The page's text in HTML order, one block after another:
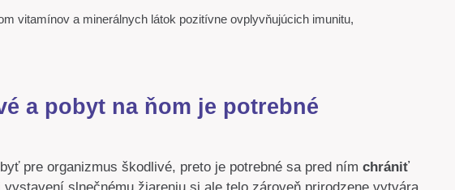
vitamínov a minerálnych látok pozitívne ovplyvňujúcich imunitu,
a pobyt na ňom je potrebné
pre organizmus škodlivé, preto je potrebné sa pred ním chrániť
vystavení slnečnému žiareniu si ale telo zároveň prirodzene vytvára